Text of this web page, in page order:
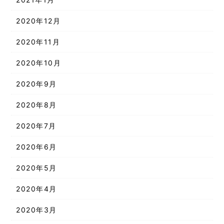
2020年12月
2020年11月
2020年10月
2020年9月
2020年8月
2020年7月
2020年6月
2020年5月
2020年4月
2020年3月